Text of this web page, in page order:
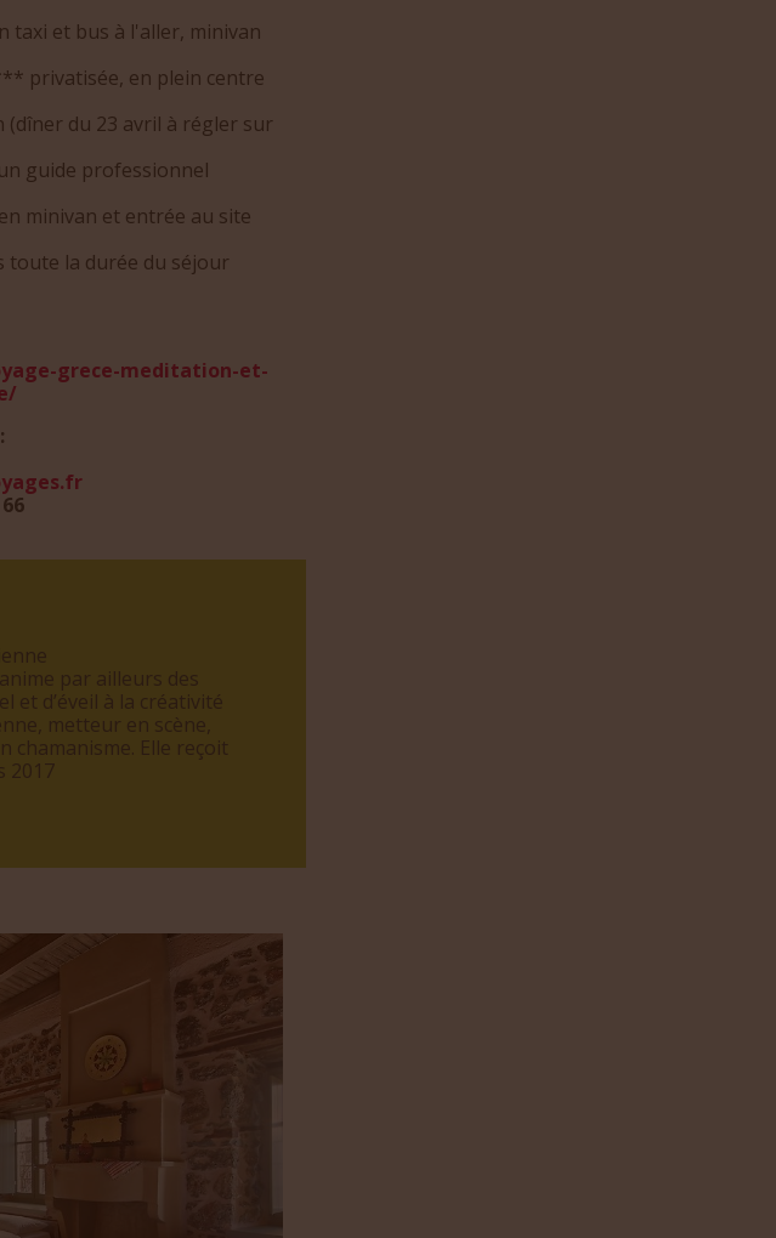
et bus à l'aller, minivan
privatisée, en plein centre
(dîner du 23 avril à régler sur
guide professionnel
minivan et entrée au site
toute la durée du séjour
grece-meditation-et-
anime par ailleurs des
et d’éveil à la créativité
metteur en scène,
chamanisme. Elle reçoit
2017